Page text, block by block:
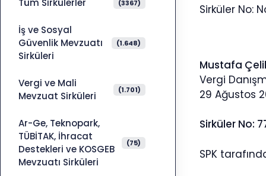
Sirküler No:
Mustafa
Vergi
29 Ağustos
Sirküler No:
SPK
Tüm Sirkülerler (3367)
İş ve Sosyal
Güvenlik Mevzuatı
Sirküleri
(1.648)
Vergi ve Mali
Mevzuat Sirküleri
(1.701)
Ar-Ge, Teknopark,
TÜBİTAK, İhracat
Destekleri ve KOSGEB
Mevzuatı Sirküleri
(75)